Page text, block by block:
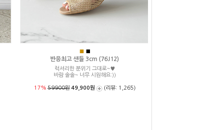
■ ■
반응최고 샌들 3cm (76J12)
럭셔리한 분위기 그대로~♥
바람 솔솔~ 너무 시원해요:))
17%59900원 49,900원 (리뷰: 1,265)